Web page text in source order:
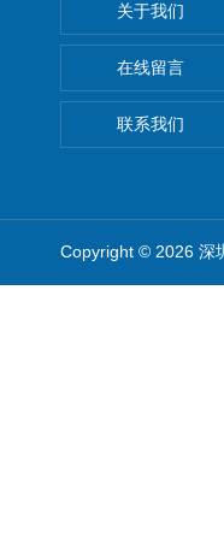
关于我们
在线留言
联系我们
Copyright © 2026 深